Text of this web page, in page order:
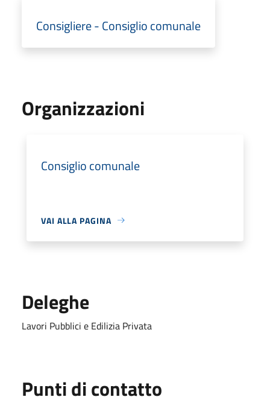
Consigliere - Consiglio comunale
Organizzazioni
Consiglio comunale
VAI ALLA PAGINA
Deleghe
Lavori Pubblici e Edilizia Privata
Punti di contatto